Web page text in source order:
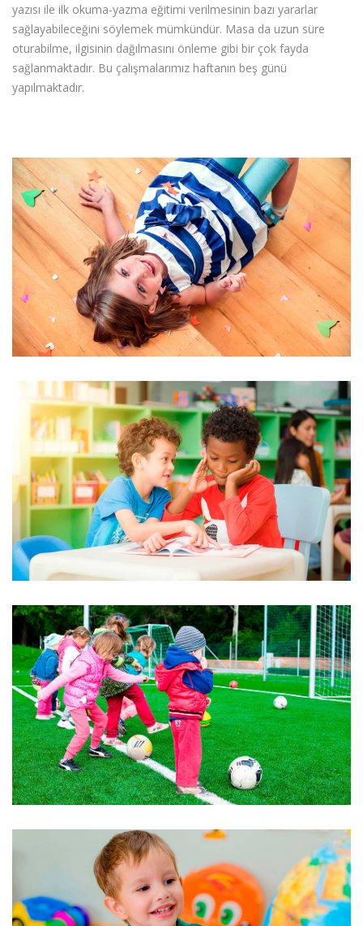
yazısı ile ilk okuma-yazma eğitimi verilmesinin bazı yararlar
sağlayabileceğini söylemek mümkündür. Masa da uzun süre
oturabilme, ilgisinin dağılmasını önleme gibi bir çok fayda
sağlanmaktadır. Bu çalışmalarımız haftanın beş günü
yapılmaktadır.